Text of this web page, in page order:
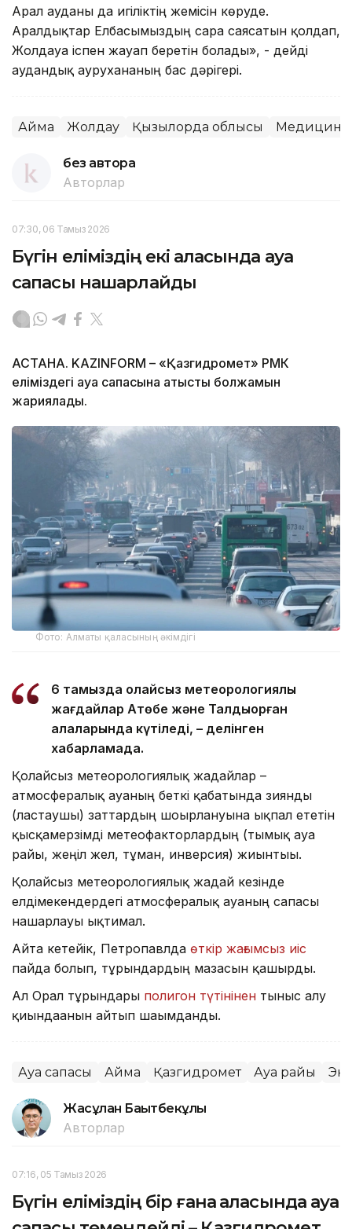
Арал ауданы да игіліктің жемісін көруде.
Аралдықтар Елбасымыздың сара саясатын қолдап,
Жолдауға іспен жауап беретін болады», - дейді
аудандық аурухананың бас дәрігері.
Аймақ Жолдау Қызылорда облысы Медицина
без автора
Авторлар
07:30, 06 Тамыз 2026
Бүгін еліміздің екі қаласында ауа
сапасы нашарлайды
АСТАНА. KAZINFORM – «Қазгидромет» РМК
еліміздегі ауа сапасына қатысты болжамын
жариялады.
Фото: Алматы қаласының әкімдігі
6 тамызда қолайсыз метеорологиялық
жағдайлар Ақтөбе және Талдықорған
қалаларында күтіледі, – делінген
хабарламада.
Қолайсыз метеорологиялық жағдайлар –
атмосфералық ауаның беткі қабатында зиянды
(ластаушы) заттардың шоғырлануына ықпал ететін
қысқамерзімді метеофакторлардың (тымық ауа
райы, жеңіл жел, тұман, инверсия) жиынтығы.
Қолайсыз метеорологиялық жағдай кезінде
елдімекендердегі атмосфералық ауаның сапасы
нашарлауы ықтимал.
Айта кетейік, Петропавлда өткір жағымсыз иіс
пайда болып, тұрғындардың мазасын қашырды.
Ал Орал тұрғындары полигон түтінінен тыныс алу
қиындағанын айтып шағымданды.
Ауа сапасы Аймақ Қазгидромет Ауа райы
Жасұлан Бақытбекұлы
Авторлар
07:16, 05 Тамыз 2026
Бүгін еліміздің бір ғана қаласында ауа